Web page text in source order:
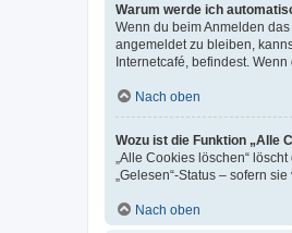
Warum werde ich
Wenn du beim Anmelden
angemeldet zu bleiben,
Internetcafé, befindest.
Nach oben
Wozu ist die Funktion „Alle
„Alle Cookies löschen“
„Gelesen“-Status – sofern
Nach oben